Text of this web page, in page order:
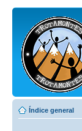
Índice general